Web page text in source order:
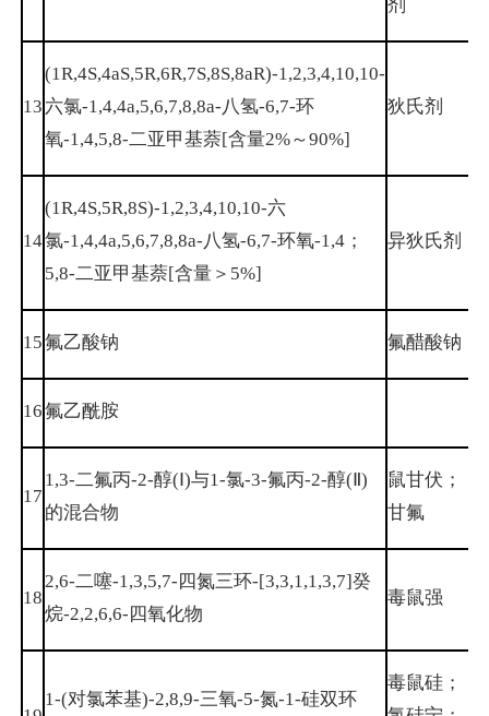
剂
13
(1R,4S,4aS,5R,6R,7S,8S,8aR)-1,2,3,4,10,10-
六氯-1,4,4a,5,6,7,8,8a-八氢-6,7-环
氧-1,4,5,8-二亚甲基萘[含量2%～90%]
狄氏剂
14
(1R,4S,5R,8S)-1,2,3,4,10,10-六
氯-1,4,4a,5,6,7,8,8a-八氢-6,7-环氧-1,4；
5,8-二亚甲基萘[含量＞5%]
异狄氏剂
15氟乙酸钠 氟醋酸钠
16氟乙酰胺
17
1,3-二氟丙-2-醇(Ⅰ)与1-氯-3-氟丙-2-醇(Ⅱ)
的混合物
鼠甘伏；
甘氟
18
2,6-二噻-1,3,5,7-四氮三环-[3,3,1,1,3,7]癸
烷-2,2,6,6-四氧化物
毒鼠强
1-(对氯苯基)-2,8,9-三氧-5-氮-1-硅双环
毒鼠硅；